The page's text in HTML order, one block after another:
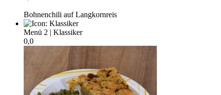
Bohnenchili auf Langkornreis
Menü 2 | Klassiker
0,0